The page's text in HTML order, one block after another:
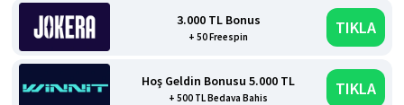
3.000 TL Bonus
+ 50 Freespin TIKLA
Hoş Geldin Bonusu 5.000 TL
+ 500 TL Bedava Bahis TIKLA